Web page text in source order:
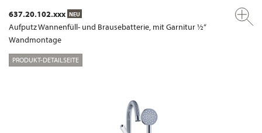
637.20.102.xxx NEU
Aufputz Wannenfüll- und Brausebatterie, mit Garnitur ½“
Wandmontage
PRODUKT-DETAILSEITE